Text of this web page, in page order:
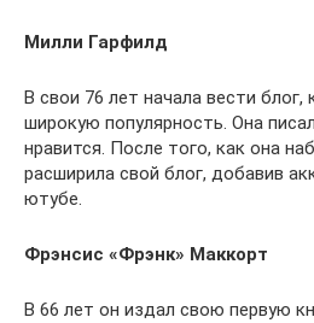
Милли Гарфилд
В свои 76 лет начала вести
широкую популярность. Она
нравится. После того, как она
расширила свой блог, добавив
ютубе.
Фрэнсис «Фрэнк» Маккорт
В 66 лет он издал свою первую